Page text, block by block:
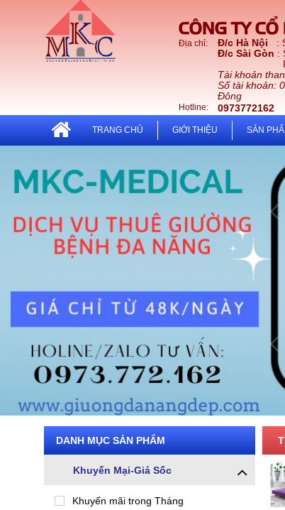
CÔNG TY
Địa chỉ: Đ/c Hà Nội :
Đ/c Sài Gòn :
P.Tân
Tài khoản
Số tài khoản:
Đông
Hotline: 0973772162
TRANG CHỦ GIỚI THIỆU SẢN
DANH MỤC SẢN PHẨM
Khuyến Mại-Giá Sốc
Khuyến mãi trong Tháng